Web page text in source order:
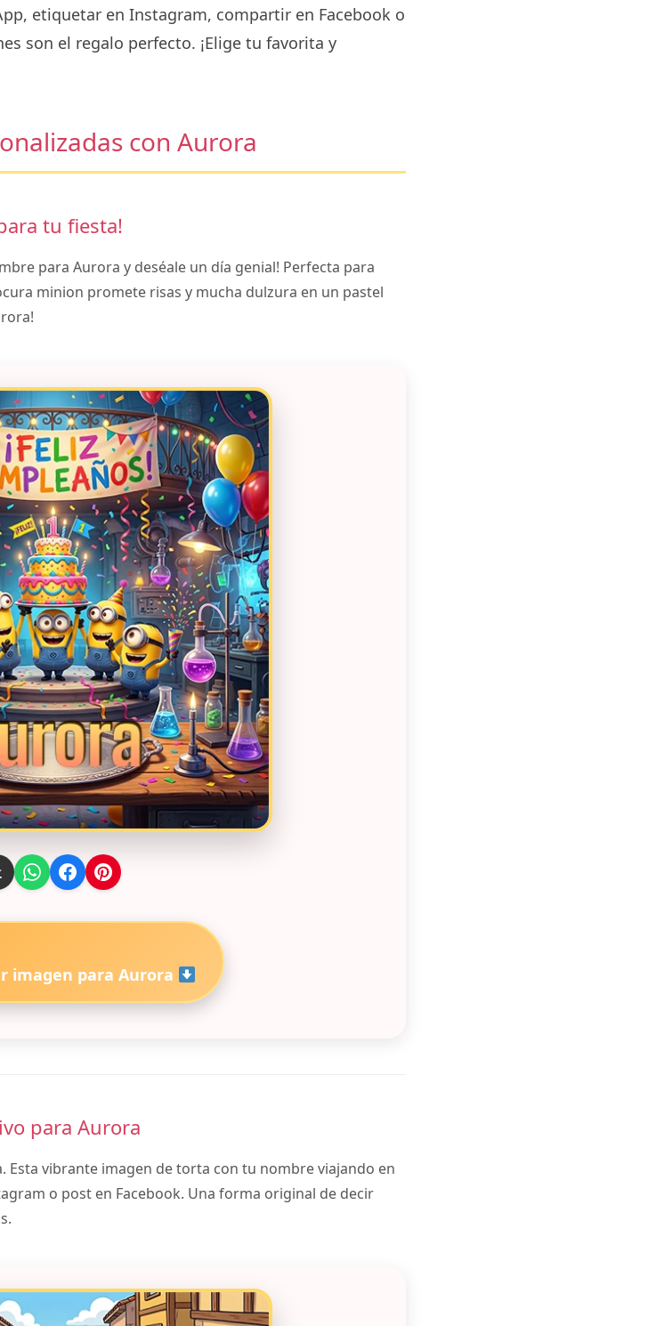
etiquetar en Instagram, compartir en Facebook o
son el regalo perfecto. ¡Elige tu favorita y
con Aurora
tu fiesta!
para Aurora y deséale un día genial! Perfecta para
minion promete risas y mucha dulzura en un pastel
imagen para Aurora
para Aurora
Esta vibrante imagen de torta con tu nombre viajando en
o post en Facebook. Una forma original de decir